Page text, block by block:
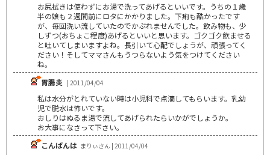
お尻拭きは使わずにお湯で洗ってあげるといいです。うちの１歳
半の娘も２週間前にロタにかかりました。下痢も酷かったです
が、毎回洗い流していたのでかぶれませんでした。飲み物も、少
しずつ(おちょこ程度)あげるといいと思います。ゴクゴク飲ませる
と吐いてしまいますよね。長引いて心配でしょうが、頑張ってく
ださい！そしてママさんもうつらないよう気をつけてください
ね。
胃腸炎 | 2011/04/04
私は水分がとれていない時は小児科で点滴してもらいます。乳幼
児で脱水は怖いです。
おしりはぬるま湯で流してあげられたらいかがでしょうか。
お大事になさって下さい。
こんばんは まりぃさん | 2011/04/04